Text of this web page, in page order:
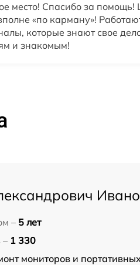
место! Спасибо за помощь!
«по карману»!
которые знают свое
и знакомым!
– 5 лет
– 1 330
мониторов и